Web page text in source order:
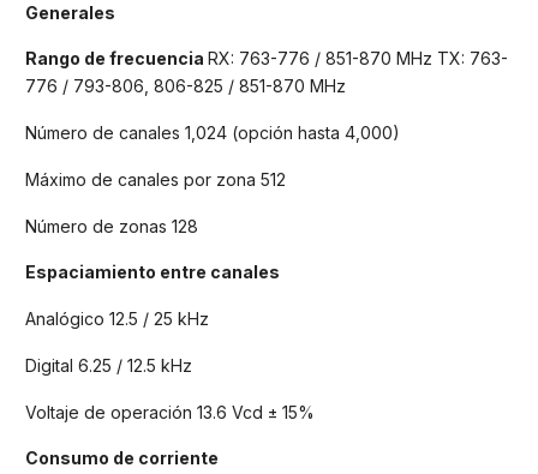
Generales
Rango de frecuencia RX: 763-776 / 851-870 MHz TX: 763-
776 / 793-806, 806-825 / 851-870 MHz
Número de canales 1,024 (opción hasta 4,000)
Máximo de canales por zona 512
Número de zonas 128
Espaciamiento entre canales
Analógico 12.5 / 25 kHz
Digital 6.25 / 12.5 kHz
Voltaje de operación 13.6 Vcd ± 15%
Consumo de corriente